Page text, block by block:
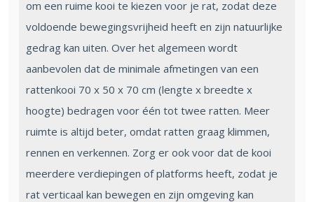
om een ruime kooi te kiezen voor je rat, zodat deze
voldoende bewegingsvrijheid heeft en zijn natuurlijke
gedrag kan uiten. Over het algemeen wordt
aanbevolen dat de minimale afmetingen van een
rattenkooi 70 x 50 x 70 cm (lengte x breedte x
hoogte) bedragen voor één tot twee ratten. Meer
ruimte is altijd beter, omdat ratten graag klimmen,
rennen en verkennen. Zorg er ook voor dat de kooi
meerdere verdiepingen of platforms heeft, zodat je
rat verticaal kan bewegen en zijn omgeving kan